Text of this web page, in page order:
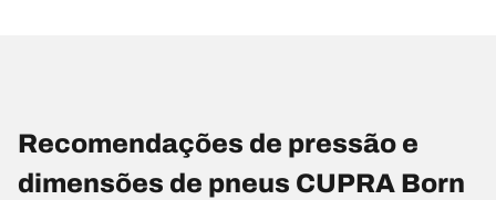
Recomendações de pressão e
dimensões de pneus CUPRA Born